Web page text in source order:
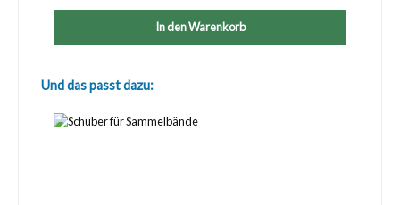
In den Warenkorb
Produktgalerie überspringen
Und das passt dazu: